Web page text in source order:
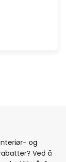
og
Ved å